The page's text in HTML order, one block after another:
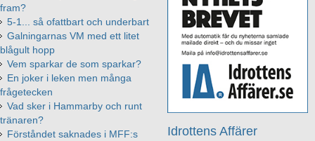
Idrottens Affärer
fram?
5-1... så ofattbart och underbart
Galningarnas VM med ett litet
blågult hopp
Vem sparkar de som sparkar?
En joker i leken men många
frågetecken
Vad sker i Hammarby och runt
tränaren?
Förståndet saknades i MFF:s